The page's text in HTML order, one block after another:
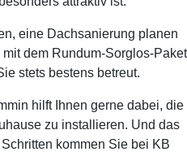
eine Dachsanierung planen
dem Rundum-Sorglos-Paket
stets bestens betreut.
hilft Ihnen gerne dabei, die
zu installieren. Und das
kommen Sie bei KB